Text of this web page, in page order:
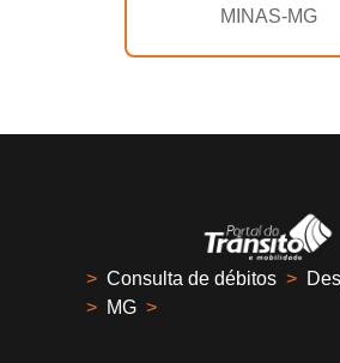
MINAS-MG
> Consulta de débitos >
> MG >